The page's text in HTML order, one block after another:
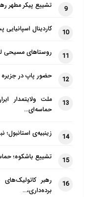
9 تشییع پیکر مطهر
10 کاردینال
11 روستاهای مسیحی
12 حضور پاپ در جزیره
13
ملت ولایتمدار
حماسه‌ای…
14 زینبیه‌ی
15 تشییع باشکوه؛
16
رهبر
برده‌داری،…